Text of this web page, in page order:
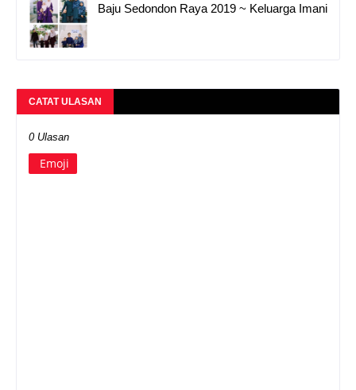
Baju Sedondon Raya 2019 ~ Keluarga Imani
CATAT ULASAN
0 Ulasan
Emoji